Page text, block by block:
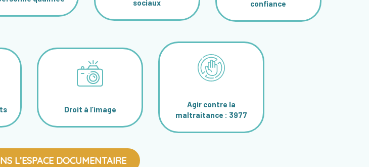
sociaux
confiance
Droit à l’image
Agir contre la
maltraitance : 3977
L’ESPACE DOCUMENTAIRE